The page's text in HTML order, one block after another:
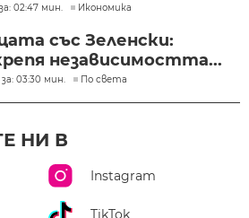
02:47 мин. Икономика
със Зеленски:
независимостта...
03:30 мин. По света
НИ В
Instagram
TikTok